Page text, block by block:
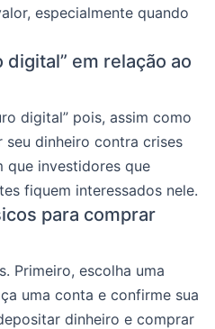
especialmente quando
digital” em relação ao
digital” pois, assim como
dinheiro contra crises
que investidores que
fiquem interessados nele.
para comprar
Primeiro, escolha uma
uma conta e confirme sua
dinheiro e comprar